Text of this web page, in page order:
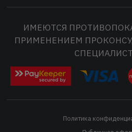
ИМЕЮТСЯ
ПРИМЕНЕНИЕМ
Политика